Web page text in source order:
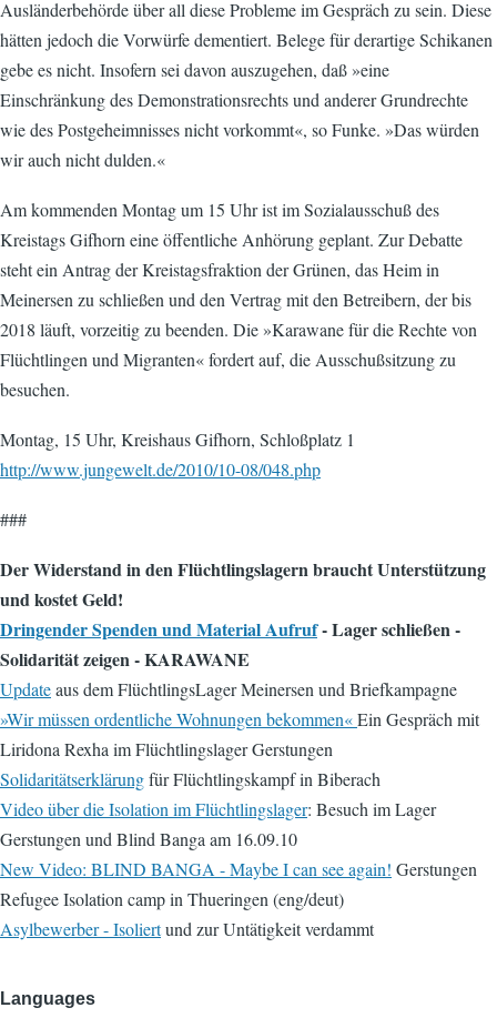
Ausländerbehörde über all diese Probleme im Gespräch zu sein. Diese
hätten jedoch die Vorwürfe dementiert. Belege für derartige Schikanen
gebe es nicht. Insofern sei davon auszugehen, daß »eine
Einschränkung des Demonstrationsrechts und anderer Grundrechte
wie des Postgeheimnisses nicht vorkommt«, so Funke. »Das würden
wir auch nicht dulden.«
Am kommenden Montag um 15 Uhr ist im Sozialausschuß des
Kreistags Gifhorn eine öffentliche Anhörung geplant. Zur Debatte
steht ein Antrag der Kreistagsfraktion der Grünen, das Heim in
Meinersen zu schließen und den Vertrag mit den Betreibern, der bis
2018 läuft, vorzeitig zu beenden. Die »Karawane für die Rechte von
Flüchtlingen und Migranten« fordert auf, die Ausschußsitzung zu
besuchen.
Montag, 15 Uhr, Kreishaus Gifhorn, Schloßplatz 1
http://www.jungewelt.de/2010/10-08/048.php
###
Der Widerstand in den Flüchtlingslagern braucht Unterstützung
und kostet Geld!
Dringender Spenden und Material Aufruf- Lager schließen -
Solidarität zeigen - KARAWANE
Updateaus dem FlüchtlingsLager Meinersen und Briefkampagne
»Wir müssen ordentliche Wohnungen bekommen«Ein Gespräch mit
Liridona Rexha im Flüchtlingslager Gerstungen
Solidaritätserklärungfür Flüchtlingskampf in Biberach
Video über die Isolation im Flüchtlingslager: Besuch im Lager
Gerstungen und Blind Banga am 16.09.10
New Video: BLIND BANGA - Maybe I can see again! Gerstungen
Refugee Isolation camp in Thueringen (eng/deut)
Asylbewerber - Isoliertund zur Untätigkeit verdammt
Languages